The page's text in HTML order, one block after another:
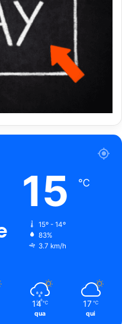
15 ℃
15º - 14º
83%
3.7 km/h
14 ℃
qua
17 ℃
qui